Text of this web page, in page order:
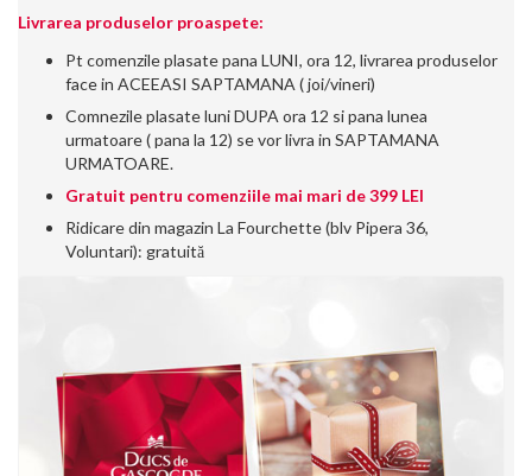
Livrarea produselor proaspete:
Pt comenzile plasate pana LUNI, ora 12, livrarea produselor
face in ACEEASI SAPTAMANA ( joi/vineri)
Comnezile plasate luni DUPA ora 12 si pana lunea
urmatoare ( pana la 12) se vor livra in SAPTAMANA
URMATOARE.
Gratuit pentru comenziile mai mari de 399 LEI
Ridicare din magazin La Fourchette (blv Pipera 36,
Voluntari): gratuită